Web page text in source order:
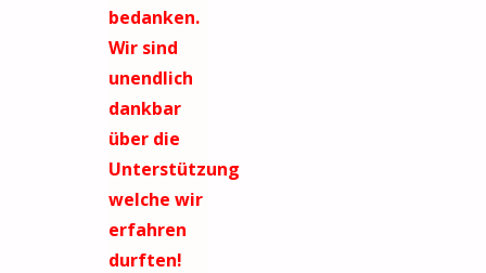
bedanken.
Wir sind
unendlich
dankbar
über die
Unterstützung
welche wir
erfahren
durften!